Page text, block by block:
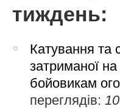
тиждень:
Катування та
затриманої
бойовикам
переглядів: